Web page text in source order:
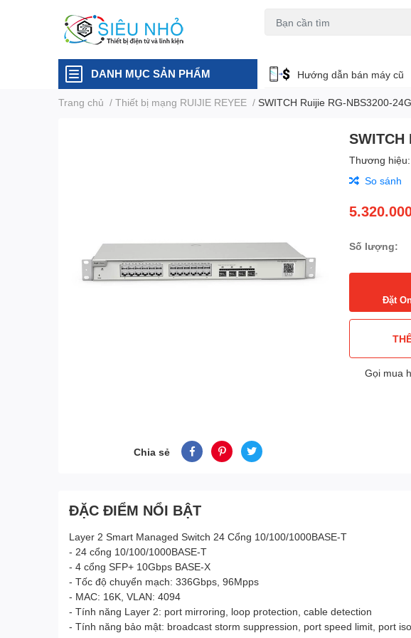
DANH MỤC SẢN PHẨM Hướng dẫn bán máy cũ
Trang chủ / Thiết bị mạng RUIJIE REYEE / SWITCH Ruijie RG-NBS3200-
Chia sẻ
SWITCH
Thương hiệu:
So sánh
Số lượng:
Đặt
Gọi mua
ĐẶC ĐIỂM NỔI BẬT
Layer 2 Smart Managed Switch 24 Cổng 10/100/1000BASE-T
- 24 cổng 10/100/1000BASE-T
- 4 cổng SFP+ 10Gbps BASE-X
- Tốc độ chuyển mạch: 336Gbps, 96Mpps
- MAC: 16K, VLAN: 4094
- Tính năng Layer 2: port mirroring, loop protection, cable detection
- Tính năng bảo mật: broadcast storm suppression, port speed limit, port